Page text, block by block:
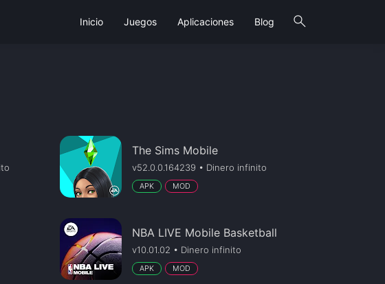
search
Inicio Juegos Aplicaciones Blog
The Sims Mobile
v52.0.0.164239 • Dinero infinito
APK MOD
NBA LIVE Mobile Basketball
v10.01.02 • Dinero infinito
APK MOD